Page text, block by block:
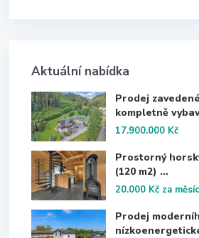
Aktuální nabídka
Prodej
kompletně
17.900.000 Kč
Prostorný
(120 m2) ...
20.000 Kč za měsíc
Prodej